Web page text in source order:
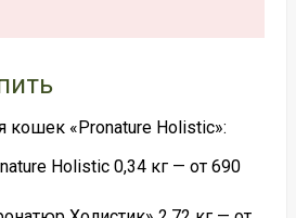
кошек «Pronature Holistic»:
Holistic 0,34 кг — от 690